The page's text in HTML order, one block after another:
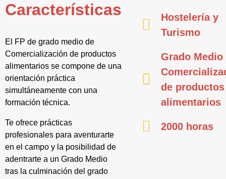
Características
El FP de grado medio de
Comercialización de productos
alimentarios se compone de una
orientación práctica
simultáneamente con una
formación técnica.
Te ofrece prácticas
profesionales para aventurarte
en el campo y la posibilidad de
adentrarte a un Grado Medio
tras la culminación del grado
Hostelería y
Turismo
Grado Medio
de productos
alimentarios
2000 horas